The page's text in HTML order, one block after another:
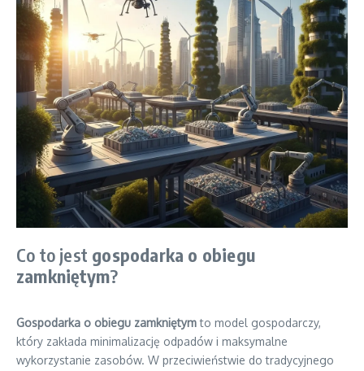
Co to jest gospodarka o obiegu
zamkniętym?
Gospodarka o obiegu zamkniętymto model gospodarczy,
który zakłada minimalizację odpadów i maksymalne
wykorzystanie zasobów. W przeciwieństwie do tradycyjnego